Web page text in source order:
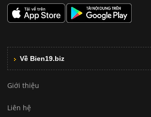
Về Bien19.biz
Giới thiệu
Liên hệ